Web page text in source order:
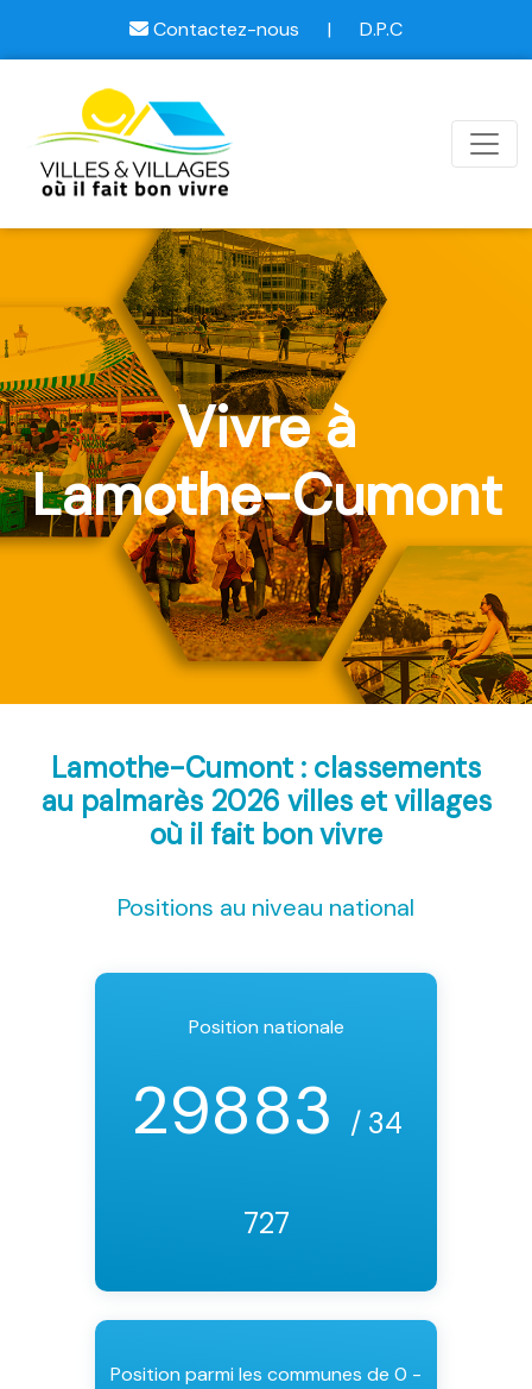
Contactez-nous | D.P.C
Vivre à
Lamothe-Cumont
Lamothe-Cumont : classements
au palmarès 2026 villes et villages
où il fait bon vivre
Positions au niveau national
Position nationale
29883 / 34
727
Position parmi les communes de 0 -